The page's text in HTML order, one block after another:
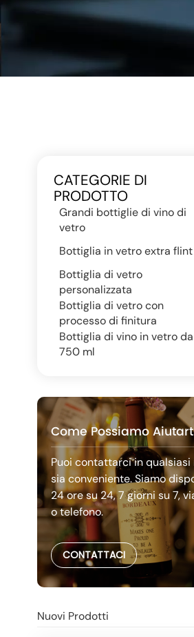
CATEGORIE DI
PRODOTTO
Grandi bottiglie di vino di
vetro
Bottiglia in vetro extra flint
Bottiglia di vetro
personalizzata
Bottiglia di vetro con
processo di finitura
Bottiglia di vino in vetro da
750 ml
Come Possiamo
Puoi contattarci in
sia conveniente. Siamo
24 ore su 24, 7 giorni su 7,
o telefono.
CONTATTACI
Nuovi Prodotti